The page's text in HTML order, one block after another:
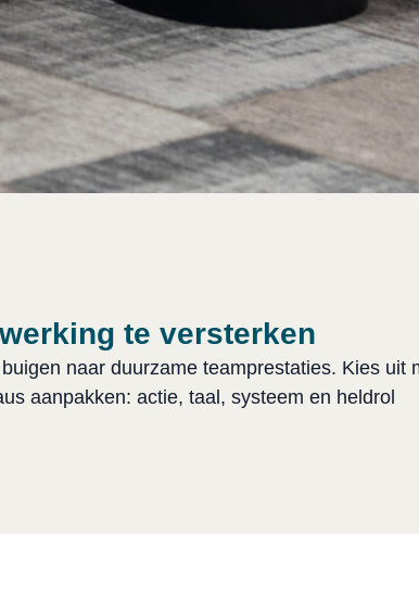
te versterken
naar duurzame teamprestaties. Kies uit
aanpakken: actie, taal, systeem en heldrol